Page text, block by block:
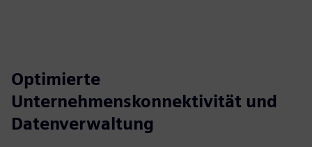
Optimierte
Unternehmenskonnektivität und
Datenverwaltung